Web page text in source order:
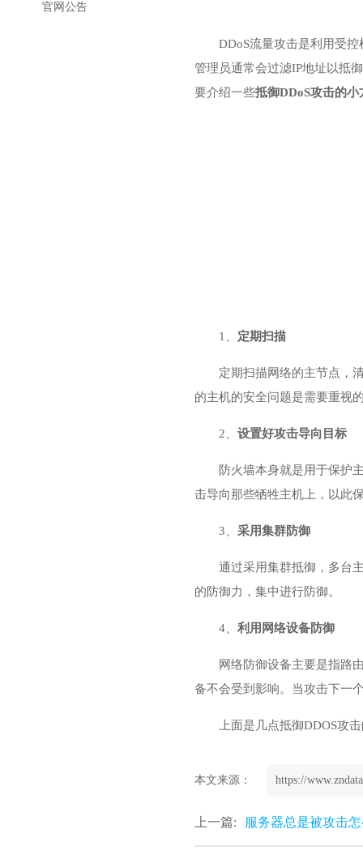
官网公告
DDoS流量攻击是利用受
管理员通常会过滤IP地址以抵
要介绍一些抵御DDoS攻击的小
1、 定期扫描
定期扫描网络的主节点，
的主机的安全问题是需要重视
2、 设置好攻击导向目标
防火墙本身就是用于保护
击导向那些牺牲主机上，以此
3、 采用集群防御
通过采用集群抵御，多台
的防御力，集中进行防御。
4、 利用网络设备防御
网络防御设备主要是指路
备不会受到影响。当攻击下一
上面是几点抵御DDOS攻
本文来源： https://
上一篇: 服务器总是被攻击